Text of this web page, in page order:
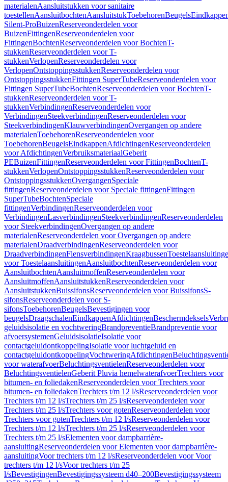
materialenAansluitstukken voor sanitaire
toestellenAansluitbochtenAansluitstukToebehorenBeugels
Silent-ProBuizenReserveonderdelen voor
BuizenFittingenReserveonderdelen voor
FittingenBochtenReserveonderdelen voor BochtenT-
stukkenReserveonderdelen voor T-
stukkenVerlopenReserveonderdelen voor
VerlopenOntstoppingsstukkenReserveonderdelen voor
OntstoppingsstukkenFittingen SuperTubeReserveonderdelen voor
Fittingen SuperTubeBochtenReserveonderdelen voor BochtenT-
stukkenReserveonderdelen voor T-
stukkenVerbindingenReserveonderdelen voor
VerbindingenSteekverbindingenReserveonderdelen voor
SteekverbindingenKlauwverbindingenOvergangen op andere
materialenToebehorenReserveonderdelen voor
ToebehorenBeugelsEindkappenAfdichtingenReserveonderdelen
voor AfdichtingenVerbruiksmateriaalGeberit
PEBuizenFittingenReserveonderdelen voor FittingenBochtenT-
stukkenVerlopenOntstoppingsstukkenReserveonderdelen voor
OntstoppingsstukkenOvergangenSpeciale
fittingenReserveonderdelen voor Speciale fittingenFittingen
SuperTubeBochtenSpeciale
fittingenVerbindingenReserveonderdelen voor
VerbindingenLasverbindingenSteekverbindingenReserveonderdelen
voor SteekverbindingenOvergangen op andere
materialenReserveonderdelen voor Overgangen op andere
materialenDraadverbindingenReserveonderdelen voor
DraadverbindingenFlensverbindingenKraagbussen
voor ToestelaansluitingenAansluitbochtenReserveonderdelen voor
AansluitbochtenAansluitmoffenReserveonderdelen voor
AansluitmoffenAansluitstukkenReserveonderdelen voor
AansluitstukkenBuissifonsReserveonderdelen voor BuissifonsS-
sifonsReserveonderdelen voor S-
sifonsToebehorenBeugelsBevestigingen voor
beugelsDraagschalenEindkappenAfdichtingenBeschermdeksels
geluidsisolatie en vochtweringBrandpreventieBrandpreventie voor
afvoersystemenGeluidsisolatieIsolatie voor
contactgeluidontkoppelingIsolatie voor luchtgeluid en
contactgeluidontkoppelingVochtweringAfdichtingen
voor waterafvoerBeluchtingsventielenReserveonderdelen voor
BeluchtingsventielenGeberit Pluvia hemelwaterafvoerTrechters voor
bitumen- en foliedakenReserveonderdelen voor Trechters voor
bitumen- en foliedakenTrechters t/m 12 l/sReserveonderdelen voor
Trechters t/m 12 l/sTrechters t/m 25 l/sReserveonderdelen voor
Trechters t/m 25 l/sTrechters voor gotenReserveonderdelen voor
Trechters voor gotenTrechters t/m 12 l/sReserveonderdelen voor
Trechters t/m 12 l/sTrechters t/m 25 l/sReserveonderdelen voor
Trechters t/m 25 l/sElementen voor dampbarrière-
aansluitingReserveonderdelen voor Elementen voor dampbarrière-
aansluitingVoor trechters t/m 12 l/sReserveonderdelen voor Voor
trechters t/m 12 l/sVoor trechters t/m 25
l/sBevestigingenBevestigingssysteem d40–200Bevestigingssysteem